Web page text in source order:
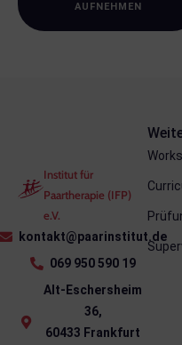
AUFNEHMEN
Institut für
Paartherapie (IFP)
e.V.
kontakt@paarinstitut.de
069 950 590 19
Alt-Eschersheim
36,
60433 Frankfurt